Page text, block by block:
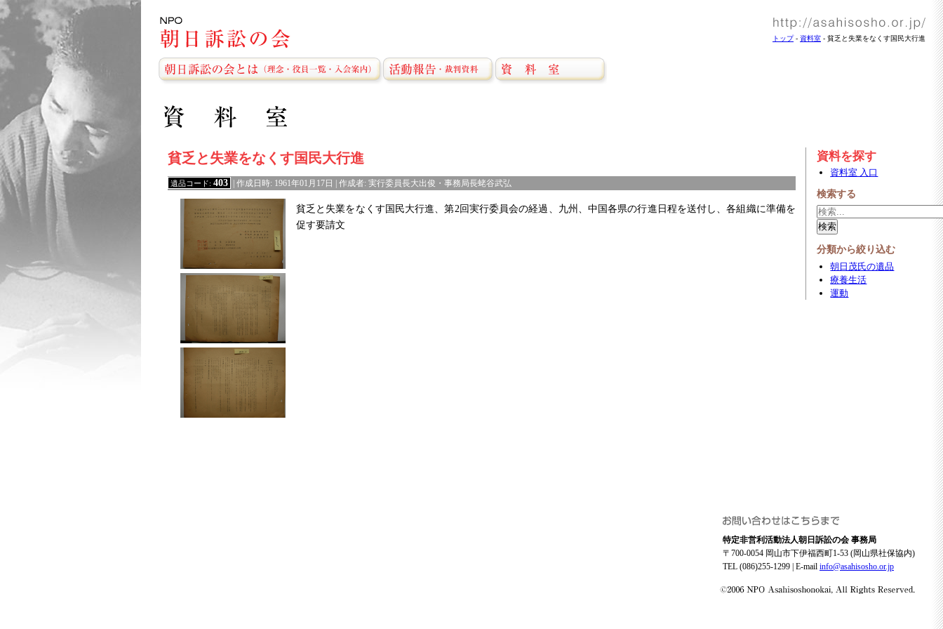
トップ- 資料室 - 貧乏と失業をなくす国民大行進
貧乏と失業をなくす国民大行進
遺品コード: 403 | 作成日時: 1961年01月17日 | 作成者: 実行委員長大出俊・事務局長蛯谷武弘
貧乏と失業をなくす国民大行進、第2回実行委員会の経過、九州、中国各県の行進日程を送付し、各組織に準備を
促す要請文
資料を探す
資料室 入口
検索する
分類から絞り込む
朝日茂氏の遺品
療養生活
運動
特定非営利活動法人朝日訴訟の会 事務局
〒700-0054 岡山市下伊福西町1-53 (岡山県社保協内)
TEL (086)255-1299 | E-mail info@asahisosho.or.jp